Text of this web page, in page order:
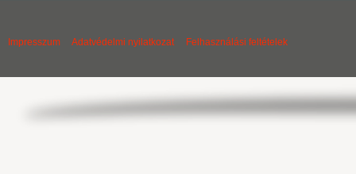
Impresszum Adatvédelmi nyilatkozat Felhasználási feltételek